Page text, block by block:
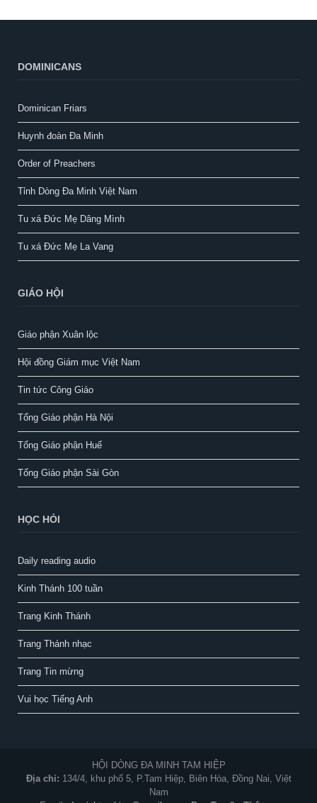
DOMINICANS
Dominican Friars
Huynh đoàn Đa Minh
Order of Preachers
Tỉnh Dòng Đa Minh Việt Nam
Tu xá Đức Mẹ Dâng Mình
Tu xá Đức Mẹ La Vang
GIÁO HỘI
Giáo phận Xuân lộc
Hội đồng Giám mục Việt Nam
Tin tức Công Giáo
Tổng Giáo phận Hà Nội
Tổng Giáo phận Huế
Tổng Giáo phận Sài Gòn
HỌC HỎI
Daily reading audio
Kinh Thánh 100 tuần
Trang Kinh Thánh
Trang Thánh nhạc
Trang Tin mừng
Vui học Tiếng Anh
HỘI DÒNG ĐA MINH TAM HIỆP
Địa chỉ: 134/4, khu phố 5, P.Tam Hiệp, Biên Hòa, Đồng Nai, Việt
Nam